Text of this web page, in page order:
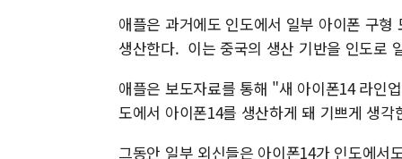
애플은 과거에도 인도에서 일부 아이폰 구
생산한다. 이는 중국의 생산 기반을 인도로
애플은 보도자료를 통해 "새 아이폰14 라인
도에서 아이폰14를 생산하게 돼 기쁘게 생
그동안 일부 외신들은 아이폰14가 인도에서